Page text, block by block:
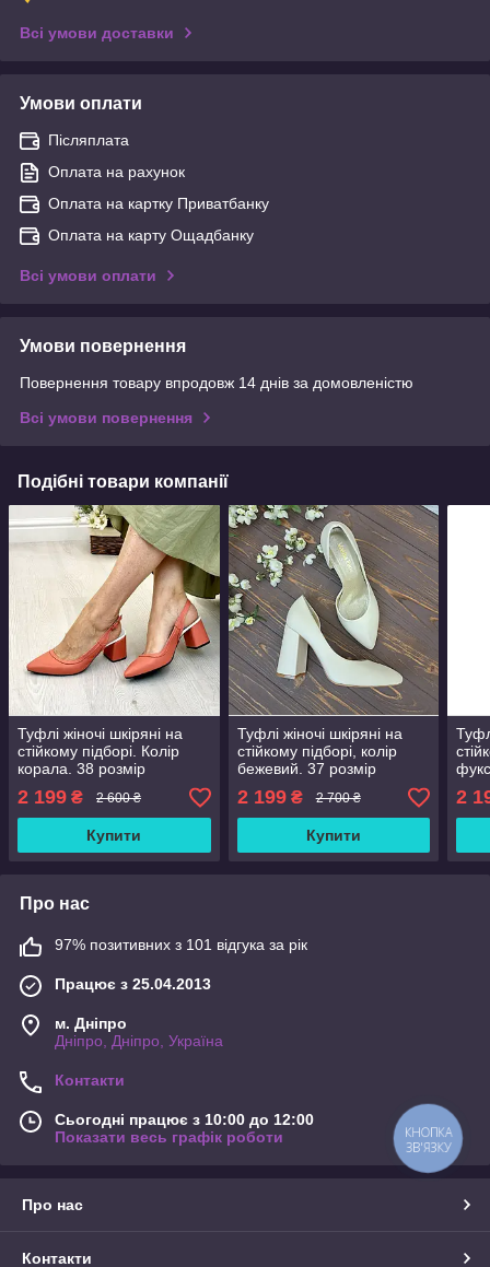
Всі умови доставки
Умови оплати
Післяплата
Оплата на рахунок
Оплата на картку Приватбанку
Оплата на карту Ощадбанку
Всі умови оплати
Умови повернення
Повернення товару впродовж 14 днів за домовленістю
Всі умови повернення
Подібні товари компанії
Туфлі жіночі шкіряні на
стійкому підборі. Колір
корала. 38 розмір
2 199 ₴ 2 600 ₴
Купити
Туфлі жіночі шкіряні на
стійкому підборі, колір
бежевий. 37 розмір
2 199₴ 2 700 ₴
Купити
2
Про нас
97% позитивних з 101 відгука за рік
Працює з 25.04.2013
м. Дніпро
Дніпро, Дніпро, Україна
Контакти
Сьогодні працює з 10:00 до 12:00
Показати весь графік роботи
Про нас
Контакти
КНОПКА
ЗВ'ЯЗКУ